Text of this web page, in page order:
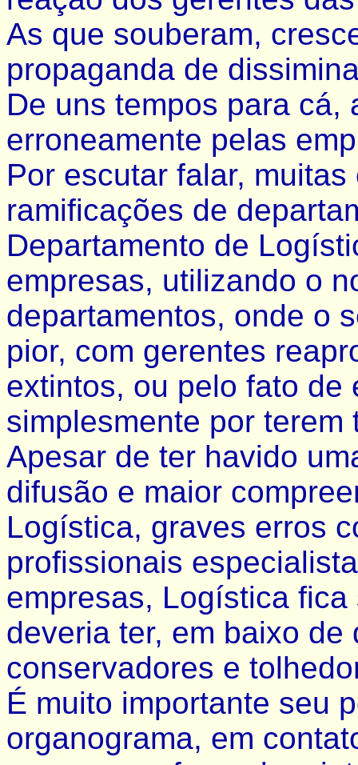
As que souberam,
propaganda de
De uns tempos para cá,
erroneamente pelas
Por escutar falar,
ramificações de
Departamento de
empresas, utilizando o
departamentos, onde o
pior, com gerentes
extintos, ou pelo fato de
simplesmente por terem
Apesar de ter havido
difusão e maior
Logística, graves erros
profissionais
empresas, Logística
deveria ter, em baixo de
conservadores e
É muito importante seu
organograma, em